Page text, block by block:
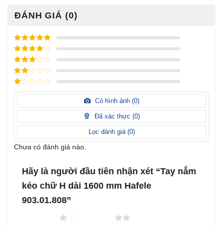
ĐÁNH GIÁ (0)
Được xếp
hạng
5
5
sao
Được xếp
hạng
4
5
sao
Được
xếp
hạng3
5 sao
Được
hạng
sao
Được
hạng
sao
Có hình ảnh (0)
Đã xác thực (0)
Lọc đánh giá (0)
Chưa có đánh giá nào.
Hãy là người đầu tiên nhận xét “Tay nắm
kéo chữ H dài 1600 mm Hafele
903.01.808”